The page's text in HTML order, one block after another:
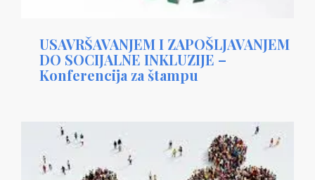
USAVRŠAVANJEM I ZAPOŠLJAVANJEM
DO SOCIJALNE INKLUZIJE –
Konferencija za štampu